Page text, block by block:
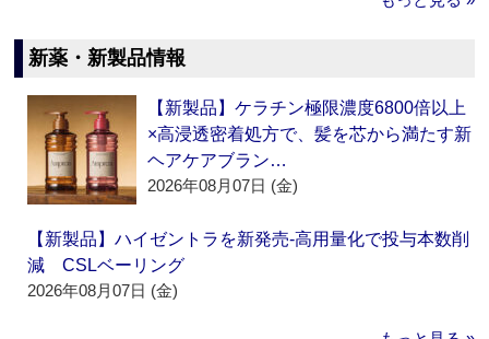
新薬・新製品情報
【新製品】ケラチン極限濃度6800倍以上
×高浸透密着処方で、髪を芯から満たす新
ヘアケアブラン…
2026年08月07日 (金)
【新製品】ハイゼントラを新発売‐高用量化で投与本数削
減 CSLベーリング
2026年08月07日 (金)